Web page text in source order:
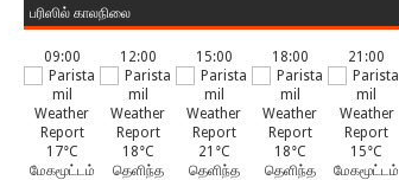
பரிஸில் காலநிலை
09:00
17°C
மேகமூட்டம்
12:00
18°C
தெளிந்த
15:00
21°C
தெளிந்த
18:00
18°C
தெளிந்த
21:00
15°C
மேகமூட்டம்